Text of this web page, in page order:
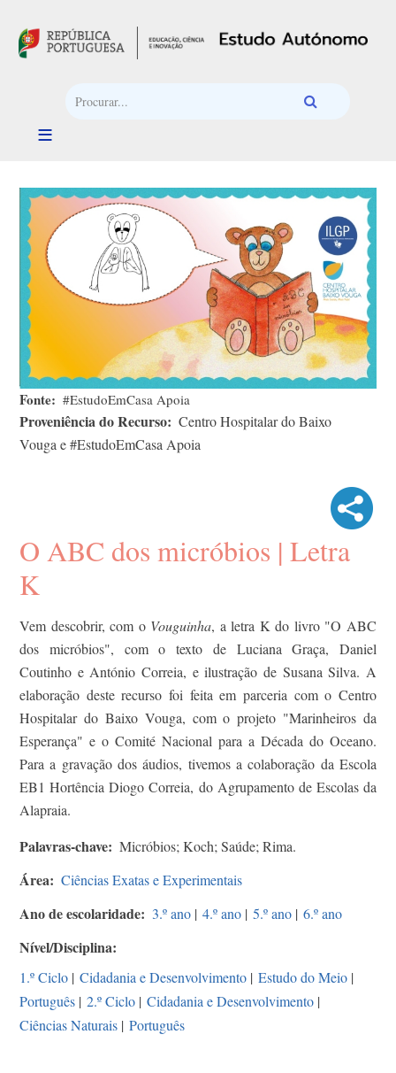
Fonte #EstudoEmCasa Apoia
Proveniência do Recurso
Centro Hospitalar do Baixo
Vouga e #EstudoEmCasa Apoia
O ABC dos micróbios | Letra
K
Vem descobrir, com o Vouguinha, a letra K do livro "O ABC
dos micróbios", com o texto de Luciana Graça, Daniel
Coutinho e António Correia, e ilustração de Susana Silva. A
elaboração deste recurso foi feita em parceria com o Centro
Hospitalar do Baixo Vouga, com o projeto "Marinheiros da
Esperança" e o Comité Nacional para a Década do Oceano.
Para a gravação dos áudios, tivemos a colaboração da Escola
EB1 Hortência Diogo Correia, do Agrupamento de Escolas da
Alapraia.
Palavras-chave Micróbios; Koch; Saúde; Rima.
Área Ciências Exatas e Experimentais
Ano de escolaridade 3.º ano | 4.º ano | 5.º ano | 6.º ano
Nível/Disciplina
1.º Ciclo | Cidadania e Desenvolvimento | Estudo do Meio |
Português | 2.º Ciclo | Cidadania e Desenvolvimento |
Ciências Naturais | Português